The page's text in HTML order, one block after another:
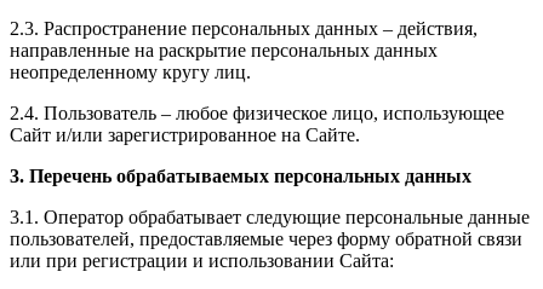
2.3. Распространение персональных данных – действия,
направленные на раскрытие персональных данных
неопределенному кругу лиц.
2.4. Пользователь – любое физическое лицо, использующее
Сайт и/или зарегистрированное на Сайте.
3. Перечень обрабатываемых персональных данных
3.1. Оператор обрабатывает следующие персональные данные
пользователей, предоставляемые через форму обратной связи
или при регистрации и использовании Сайта: